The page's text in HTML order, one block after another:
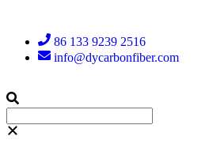
86 133 9239 2516
info@dycarbonfiber.com